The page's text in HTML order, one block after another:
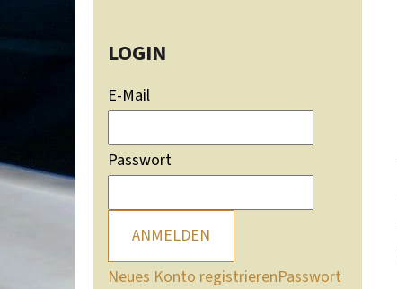
LOGIN
E-Mail
Passwort
ANMELDEN
Neues Konto registrierenPasswort